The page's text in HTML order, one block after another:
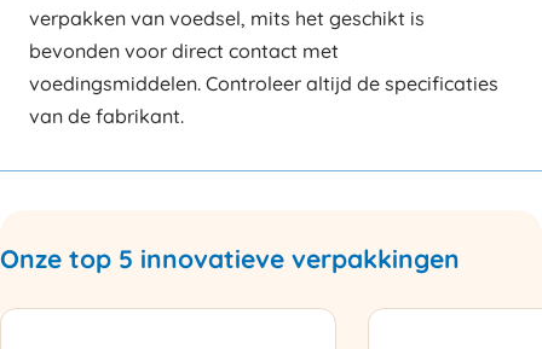
verpakken van voedsel, mits het geschikt is
bevonden voor direct contact met
voedingsmiddelen. Controleer altijd de specificaties
van de fabrikant.
Onze top 5 innovatieve verpakkingen